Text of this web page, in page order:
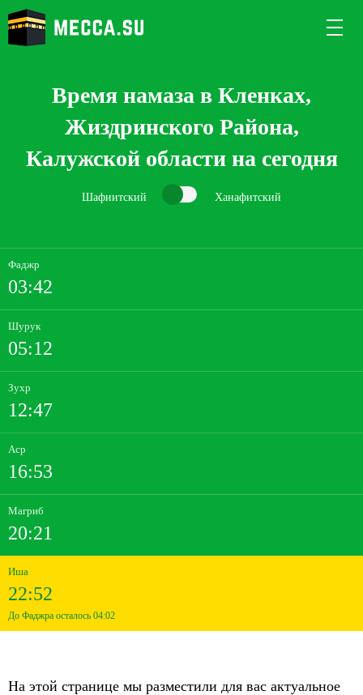
Время намаза в Кленках,
Жиздринского Района,
Калужской области на сегодня
Шафиитский Ханафитский
Фаджр
03:42
Шурук
05:12
Зухр
12:47
Аср
16:53
Магриб
20:21
Иша
22:52
До Фаджра осталось 04:02
На этой странице мы разместили для вас актуальное